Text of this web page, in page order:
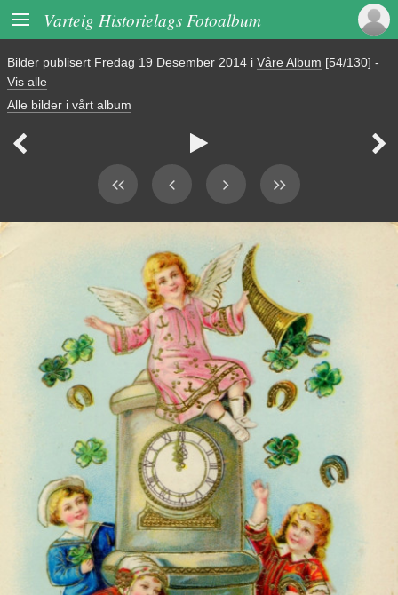
 Varteig Historielags Fotoalbum
Bilder publisert Fredag 19 Desember 2014 i Våre Album [54/130] -
Vis alle
Alle bilder i vårt album
  